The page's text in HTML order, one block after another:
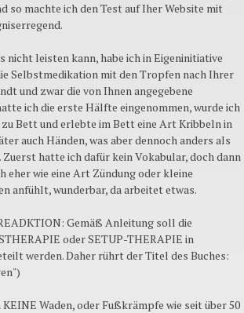
so machte ich den Test auf Iher Website mit
nicht leisten kann, habe ich in Eigeninitiative
Selbstmedikation mit den Tropfen nach Ihrer
und zwar die von Ihnen angegebene
ich die erste Hälfte eingenommen, wurde ich
zu Bett und erlebte im Bett eine Art Kribbeln in
auch Händen, was aber dennoch anders als
hatte ich dafür kein Vokabular, doch dann
eher wie eine Art Zündung oder kleine
anfühlt, wunderbar, da arbeitet etwas.
Gemäß Anleitung soll die
oder SETUP-THERAPIE in
werden. Daher rührt der Titel des Buches:
Waden, oder Fußkrämpfe wie seit über 50